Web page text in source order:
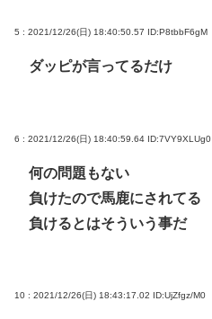
5 : 2021/12/26(日) 18:40:50.57 ID:P8tbbF6gM
ダッピが言ってるだけ
6 : 2021/12/26(日) 18:40:59.64 ID:7VY9XLUg0
何の問題もない
負けたので馬鹿にされてる
負けるとはそういう事だ
10 : 2021/12/26(日) 18:43:17.02 ID:UjZfgz/M0